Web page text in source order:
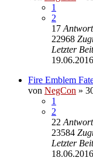
1
2
17
22968
Letzter
Fire Emblem
von NegCon »
1
2
22
23584
Letzter